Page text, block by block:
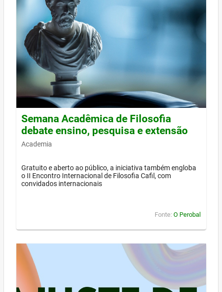
Semana Acadêmica de Filosofia
debate ensino, pesquisa e extensão
Academia
Gratuito e aberto ao público, a iniciativa também engloba
o II Encontro Internacional de Filosofia Cafil, com
convidados internacionais
Fonte: O Perobal